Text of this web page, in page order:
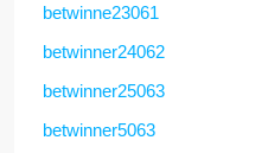
betwinne23061
betwinner24062
betwinner25063
betwinner5063